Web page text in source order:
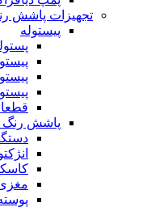
تجهیزات پاشش
پیستوله
پاشش رنگ
مغزی